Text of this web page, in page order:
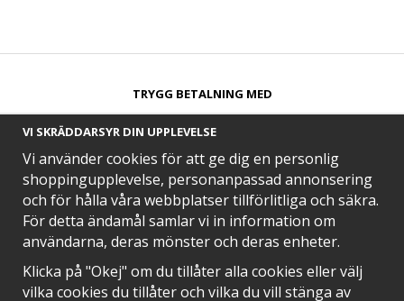
TRYGG BETALNING MED​
SNABB LEVERANS MED
VI SKRÄDDARSYR DIN UPPLEVELSE
Vi använder cookies för att ge dig en personlig
shoppingupplevelse, personanpassad annonsering
och för hålla våra webbplatser tillförlitliga och säkra.
För detta ändamål samlar vi in information om
användarna, deras mönster och deras enheter.
Klicka på "Okej" om du tillåter alla cookies eller välj
vilka cookies du tillåter och vilka du vill stänga av